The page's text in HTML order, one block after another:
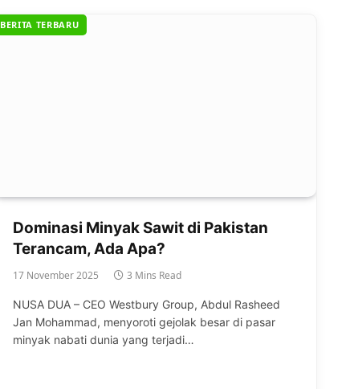
BERITA TERBARU
Dominasi Minyak Sawit di Pakistan
Terancam, Ada Apa?
17 November 2025 3 Mins Read
NUSA DUA – CEO Westbury Group, Abdul Rasheed
Jan Mohammad, menyoroti gejolak besar di pasar
minyak nabati dunia yang terjadi…